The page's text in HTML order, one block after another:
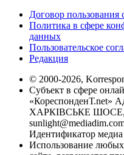
Договор пользования
Политика в сфере
данных
Пользовательское
Редакция
© 2000-2026,
Субъект в сфере
«КореспонденТ.net»
ХАРКІВСЬКЕ ШОСЕ,
Идентификатор
Использование